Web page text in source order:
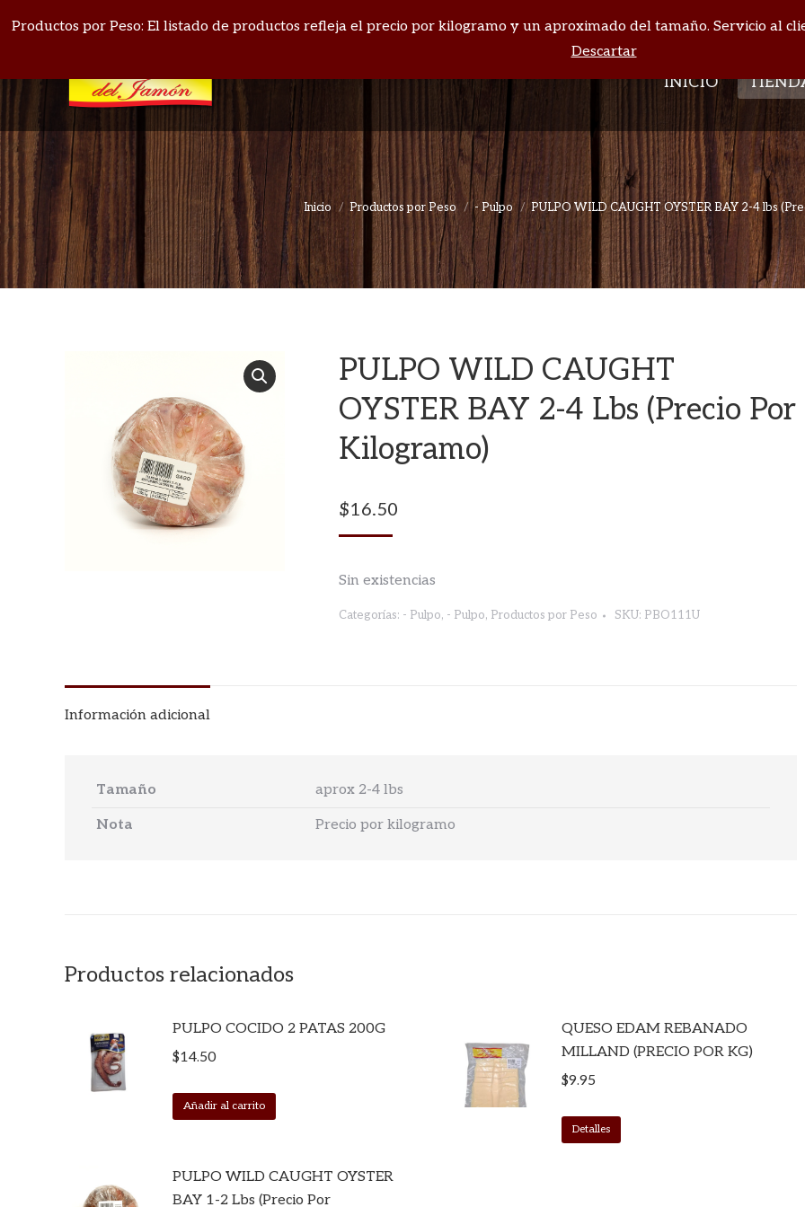
Productos por Peso: El listado de productos refleja el precio por kilogramo y un aproximado del tamaño. Servicio al
Descartar
INICIO
Estás aquí:
Inicio Productos por Peso - Pulpo PULPO WILD CAUGHT OYSTER BAY 2-4 lbs
PULPO WILD CAUGHT
OYSTER BAY 2-4 Lbs (Precio Por
Kilogramo)
$16.50
Sin existencias
Categorías: - Pulpo, - Pulpo, Productos por Peso SKU: PBO111U
Información adicional
Tamaño aprox 2-4 lbs
Nota Precio por kilogramo
Productos relacionados
PULPO COCIDO 2 PATAS 200G
$14.50
Añadir al carrito
QUESO EDAM REBANADO
MILLAND (PRECIO POR KG)
$9.95
Detalles
PULPO WILD CAUGHT OYSTER
BAY 1-2 Lbs (Precio Por
INICIO